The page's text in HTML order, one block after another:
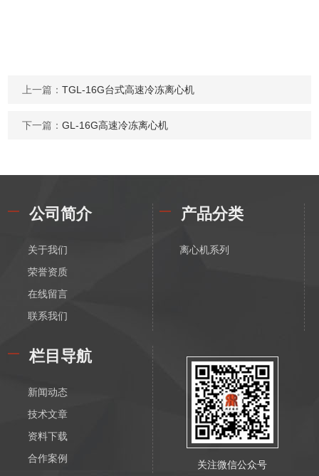
上一篇：TGL-16G台式高速冷冻离心机
下一篇：GL-16G高速冷冻离心机
公司简介
关于我们
荣誉资质
在线留言
联系我们
产品分类
离心机系列
栏目导航
新闻动态
技术文章
资料下载
合作案例
关注微信公众号